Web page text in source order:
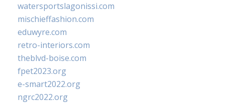
watersportslagonissi.com
mischieffashion.com
eduwyre.com
retro-interiors.com
theblvd-boise.com
fpet2023.org
e-smart2022.org
ngrc2022.org